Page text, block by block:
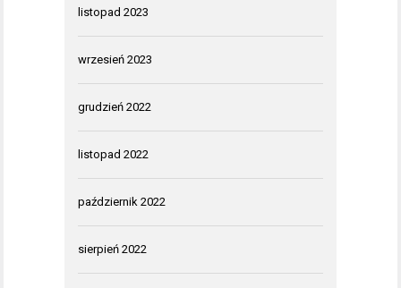
listopad 2023
wrzesień 2023
grudzień 2022
listopad 2022
październik 2022
sierpień 2022